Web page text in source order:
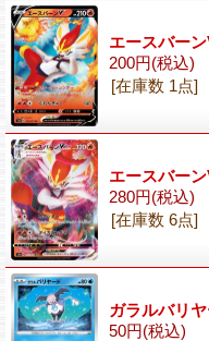
エースバー
200円(税込)
[在庫数 1点]
エースバー
280円(税込)
[在庫数 6点]
ガラルバリ
50円(税込)